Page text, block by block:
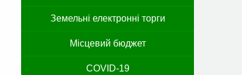
Земельні електронні торги
Місцевий бюджет
COVID-19